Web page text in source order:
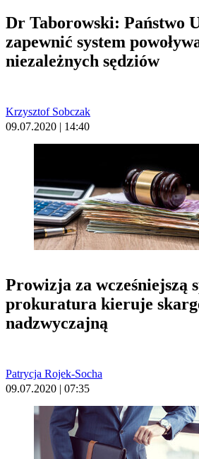
Dr Taborowski: Państwo
zapewnić system
niezależnych sędziów
Krzysztof Sobczak
09.07.2020 | 14:40
Prowizja za wcześniejszą
prokuratura kieruje
nadzwyczajną
Patrycja Rojek-Socha
09.07.2020 | 07:35